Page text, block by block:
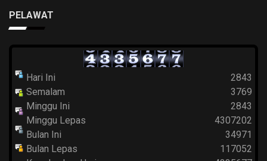
PELAWAT
Hari Ini
Semalam
Minggu Ini
Minggu Lepas
Bulan Ini
Bulan Lepas
2843
3769
2843
4307202
34971
117052